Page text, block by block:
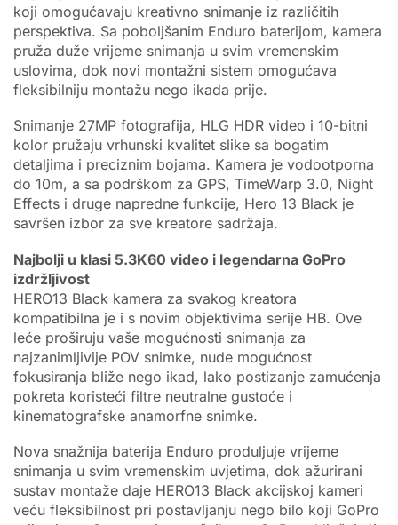
koji omogućavaju kreativno snimanje iz različitih
perspektiva. Sa poboljšanim Enduro baterijom, kamera
pruža duže vrijeme snimanja u svim vremenskim
uslovima, dok novi montažni sistem omogućava
fleksibilniju montažu nego ikada prije.
Snimanje 27MP fotografija, HLG HDR video i 10-bitni
kolor pružaju vrhunski kvalitet slike sa bogatim
detaljima i preciznim bojama. Kamera je vodootporna
do 10m, a sa podrškom za GPS, TimeWarp 3.0, Night
Effects i druge napredne funkcije, Hero 13 Black je
savršen izbor za sve kreatore sadržaja.
Najbolji u klasi 5.3K60 video i legendarna GoPro
izdržljivost
HERO13 Black kamera za svakog kreatora
kompatibilna je i s novim objektivima serije HB. Ove
leće proširuju vaše mogućnosti snimanja za
najzanimljivije POV snimke, nude mogućnost
fokusiranja bliže nego ikad, lako postizanje zamućenja
pokreta koristeći filtre neutralne gustoće i
kinematografske anamorfne snimke.
Nova snažnija baterija Enduro produljuje vrijeme
snimanja u svim vremenskim uvjetima, dok ažurirani
sustav montaže daje HERO13 Black akcijskoj kameri
veću fleksibilnost pri postavljanju nego bilo koji GoPro